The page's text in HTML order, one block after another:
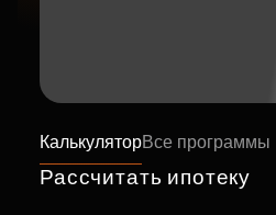
КалькуляторВсе программы
Рассчитать ипотеку